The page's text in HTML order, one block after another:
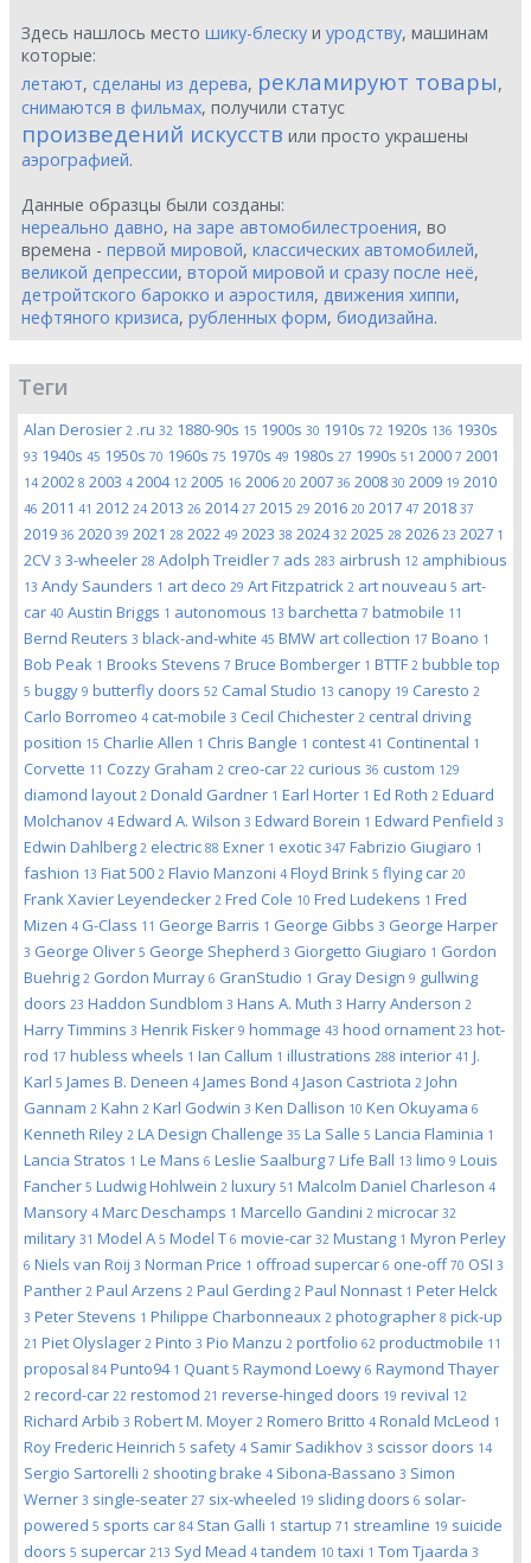
Здесь нашлось место шику-блеску и уродству, машинам
которые:
летают, сделаны из дерева, рекламируют товары,
снимаются в фильмах, получили статус
произведений искусств или просто украшены
аэрографией.
Данные образцы были созданы:
нереально давно, на заре автомобилестроения, во
времена - первой мировой, классических автомобилей,
великой депрессии, второй мировой и сразу после неё,
детройтского барокко и аэростиля, движения хиппи,
нефтяного кризиса, рубленных форм, биодизайна.
Теги
Alan Derosier 2 .ru 32 1880-90s 15 1900s 30 1910s 72 1920s 136 1930s
93 1940s 45 1950s 70 1960s 75 1970s 49 1980s 27 1990s 51 2000 7 2001
14 2002 8 2003 4 2004 12 2005 16 2006 20 2007 36 2008 30 2009 19 2010
46 2011 41 2012 24 2013 26 201427 2015 29 2016 20 2017 47 2018 37
2019 36 2020 39 2021 28 2022 49 2023 38 202432 2025 28 2026 23 2027 1
2CV 3 3-wheeler 28 Adolph Treidler 7 ads 283 airbrush 12 amphibious
13 Andy Saunders 1 art deco 29 Art Fitzpatrick 2 art nouveau 5 art-
car 40 Austin Briggs 1 autonomous 13 barchetta 7 batmobile 11
Bernd Reuters 3 black-and-white 45 BMW art collection 17 Boano 1
Bob Peak 1 Brooks Stevens 7 Bruce Bomberger 1 BTTF 2 bubble top
5 buggy 9 butterfly doors 52 Camal Studio 13 canopy 19 Caresto 2
Carlo Borromeo 4 cat-mobile 3 Cecil Chichester 2 central driving
position 15 Charlie Allen 1 Chris Bangle 1 contest 41 Continental 1
Corvette 11 Cozzy Graham 2 creo-car 22 curious 36 custom 129
diamond layout 2 Donald Gardner 1 Earl Horter 1 Ed Roth 2 Eduard
Molchanov 4 Edward A. Wilson 3 Edward Borein 1 Edward Penfield 3
Edwin Dahlberg 2 electric 88 Exner 1 exotic 347 Fabrizio Giugiaro 1
fashion 13 Fiat 500 2 Flavio Manzoni 4 Floyd Brink 5 flying car 20
Frank Xavier Leyendecker 2 Fred Cole 10 Fred Ludekens 1 Fred
Mizen 4 G-Class 11 George Barris 1 George Gibbs 3 George Harper
3 George Oliver 5 George Shepherd 3 Giorgetto Giugiaro 1 Gordon
Buehrig 2 Gordon Murray 6 GranStudio 1 Gray Design 9 gullwing
doors 23 Haddon Sundblom 3 Hans A. Muth 3 Harry Anderson 2
Harry Timmins 3 Henrik Fisker 9 hommage 43 hood ornament 23 hot-
rod 17 hubless wheels 1 Ian Callum 1 illustrations 288 interior 41 J.
Karl 5 James B. Deneen 4 James Bond 4 Jason Castriota 2 John
Gannam 2 Kahn 2 Karl Godwin 3 Ken Dallison 10 Ken Okuyama 6
Kenneth Riley 2 LA Design Challenge 35 La Salle 5 Lancia Flaminia 1
Lancia Stratos 1 Le Mans 6 Leslie Saalburg 7 Life Ball 13 limo 9 Louis
Fancher 5 Ludwig Hohlwein 2 luxury 51 Malcolm Daniel Charleson 4
Mansory 4 Marc Deschamps 1 Marcello Gandini 2 microcar 32
military 31 Model A 5 Model T 6 movie-car 32 Mustang 1 Myron Perley
6 Niels van Roij 3 Norman Price 1 offroad supercar 6 one-off70 OSI 3
Panther 2 Paul Arzens 2 Paul Gerding 2 Paul Nonnast 1 Peter Helck
3 Peter Stevens 1 Philippe Charbonneaux 2 photographer 8 pick-up
21 Piet Olyslager 2 Pinto 3 Pio Manzu 2 portfolio 62 productmobile 11
proposal 84 Punto94 1 Quant 5 Raymond Loewy 6 Raymond Thayer
2 record-car 22 restomod 21 reverse-hinged doors 19 revival 12
Richard Arbib 3 Robert M. Moyer 2 Romero Britto 4 Ronald McLeod 1
Roy Frederic Heinrich 5 safety 4 Samir Sadikhov 3 scissor doors 14
Sergio Sartorelli 2 shooting brake 4 Sibona-Bassano 3 Simon
Werner 3 single-seater 27 six-wheeled 19 sliding doors 6 solar-
powered 5 sports car 84 Stan Galli 1 startup 71 streamline 19 suicide
doors 5 supercar 213 Syd Mead 4 tandem 10 taxi 1 Tom Tjaarda 3